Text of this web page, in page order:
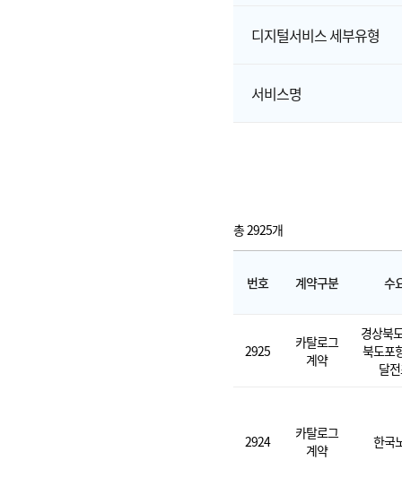
디지털서비스 세부유형
서비스명
총 2925개
번호 계약구분 수
2925
카탈로그
계약
경상북
북도포
달
2924
카탈로그
계약
한국